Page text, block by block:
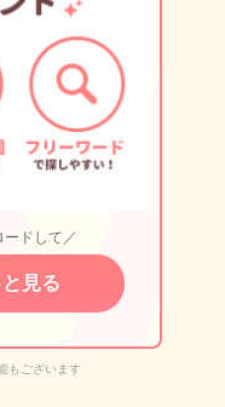
ドして／
見る
もございます